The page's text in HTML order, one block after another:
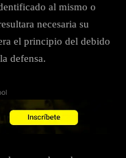
al mismo o
necesaria su
el principio del debido
defensa.